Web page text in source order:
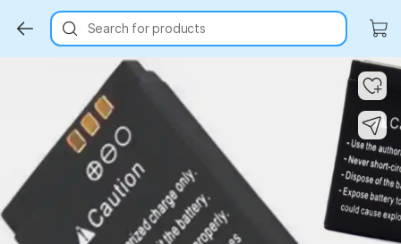
Search for products
Key Highlights